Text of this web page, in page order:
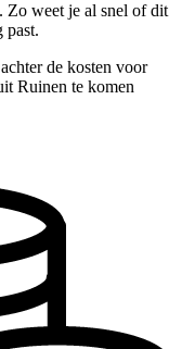
Zo weet je al snel of dit
past.
de kosten voor
Ruinen te komen